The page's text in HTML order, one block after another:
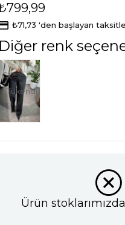
₺71,73 'den başlayan
Diğer renk
Tükendi
Ürün